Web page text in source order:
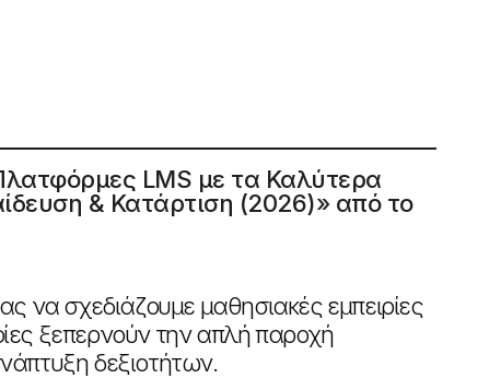
LMS με τα Καλύτερα
& Κατάρτιση (2026)» από το
να σχεδιάζουμε μαθησιακές εμπειρίες
ξεπερνούν την απλή παροχή
δεξιοτήτων.